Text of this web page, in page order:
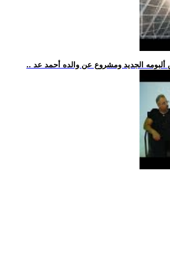
الجديد ومشروع عن والده أحمد عد